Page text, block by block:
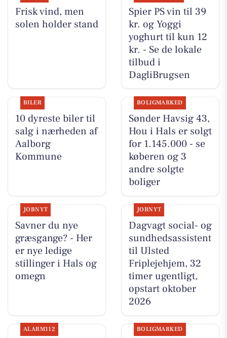
Frisk vind, men
solen holder stand
Spier PS vin til 39
kr. og Yoggi
yoghurt til kun 12
kr. - Se de lokale
tilbud i
DagliBrugsen
BILER
10 dyreste biler til
salg i nærheden af
Aalborg
Kommune
BOLIGMARKED
Sønder Havsig 43,
Hou i Hals er solgt
for 1.145.000 - se
køberen og 3
andre solgte
boliger
JOBNYT
Savner du nye
græsgange? - Her
er nye ledige
stillinger i Hals og
omegn
JOBNYT
Dagvagt social- og
sundhedsassistent
til Ulsted
Friplejehjem, 32
timer ugentligt,
opstart oktober
2026
ALARM112 BOLIGMARKED